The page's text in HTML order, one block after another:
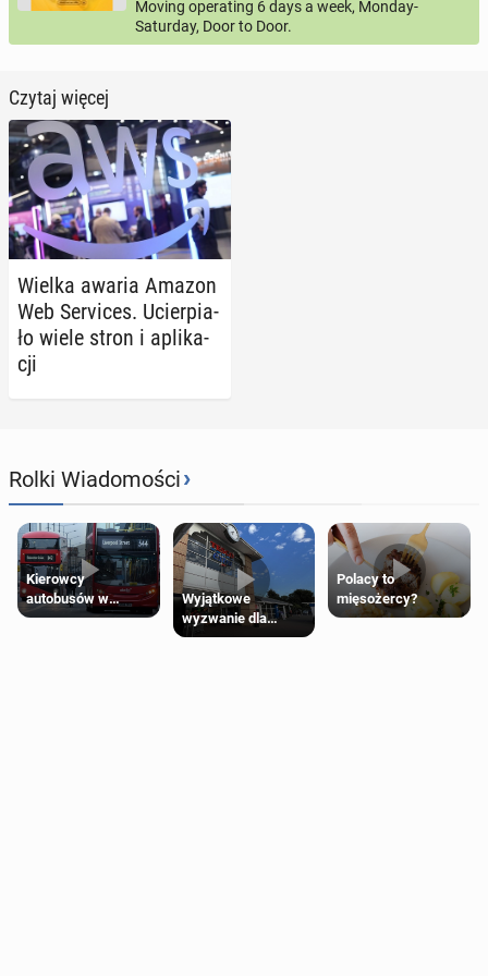
Moving operating 6 days a week, Monday-
Saturday, Door to Door.
Czytaj więcej
Wielka awaria Amazon
Web Se­rvi­ces. Ucier­pia­
ło wiele stron i apli­ka­
cji
Rolki Wiadomości›
Kierowcy
autobusów w
Londynie
Wyjątkowe
wyzwanie dla
posiadaczy kart
Polacy to
mięsożercy?